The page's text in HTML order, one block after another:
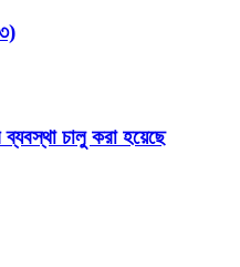
চালু করা হয়েছে